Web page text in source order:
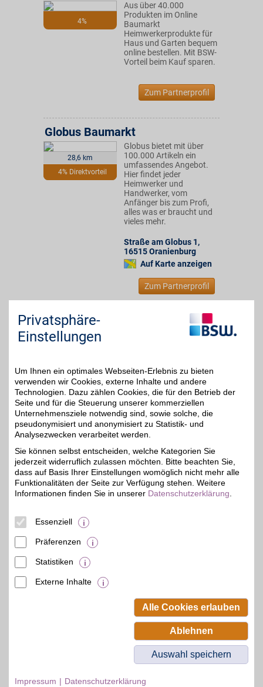
4%
Aus über 40.000
Produkten im Online
Baumarkt
Heimwerkerprodukte für
Haus und Garten bequem
online bestellen. Mit BSW-
Vorteil beim Kauf sparen.
Zum Partnerprofil
28,6 km
4% Direktvorteil
Globus Baumarkt
Globus bietet mit über
100.000 Artikeln ein
umfassendes Angebot.
Hier findet jeder
Heimwerker und
Handwerker, vom
Anfänger bis zum Profi,
alles was er braucht und
vieles mehr.
Straße am Globus 1,
16515Oranienburg
Auf Karte anzeigen
Zum Partnerprofil
ROBOTER Bausatz-Shop
und selbst zum Hersteller
werden. Vom 3D-Drucker
bis zur LED-Technik.
Beratung und
Hilfestellung vom Team
erhalten und mit BSW-
Vorteil sparen!
Zum Partnerprofil
26,7 km
3,5%
Zoofachmarkt Aquarium Erkner
Beamten-Selbsthilfewerk GmbH.
Privatsphäre-
Einstellungen
Um Ihnen ein optimales Webseiten-Erlebnis zu bieten
verwenden wir Cookies, externe Inhalte und andere
Technologien. Dazu zählen Cookies, die für den Betrieb der
Seite und für die Steuerung unserer kommerziellen
Unternehmensziele notwendig sind, sowie solche, die
pseudonymisiert und anonymisiert zu Statistik- und
Analysezwecken verarbeitet werden.
Sie können selbst entscheiden, welche Kategorien Sie
jederzeit widerruflich zulassen möchten. Bitte beachten Sie,
dass auf Basis Ihrer Einstellungen womöglich nicht mehr alle
Funktionalitäten der Seite zur Verfügung stehen. Weitere
Informationen finden Sie in unserer Datenschutzerklärung
Essenziell
Präferenzen
Statistiken
Externe Inhalte
Alle Cookies erlauben
Ablehnen
Auswahl speichern
Impressum Datenschutzerklärung